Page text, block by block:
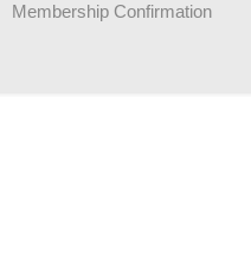
Membership Confirmation